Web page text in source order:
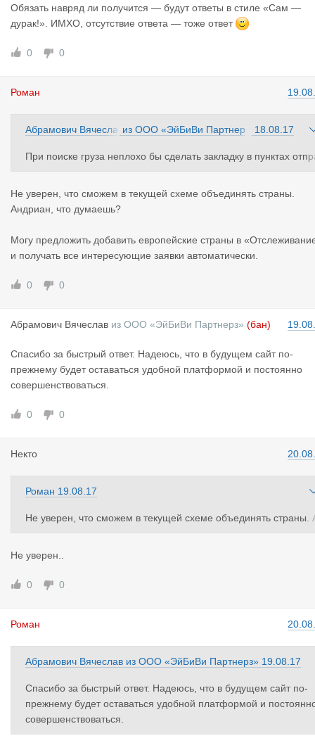
Обязать навряд ли получится — будут ответы в стиле «Сам —
дурак!». ИМХО, отсутствие ответа — тоже ответ
0 0
Роман
Абрамович Вячесла из ООО «ЭйБиВи Партнер
18.08.17
При поиске груза неплохо бы сделать закладку в пунктах
ранам, а когда забиваешь только Калининград, то сайт выдает
половину грузов из РФ и других стран СНГ, а по этим
шой список грузов, который надо уже в ручном режиме
овать заново.
Не уверен, что сможем в текущей схеме объединять страны.
Андриан, что думаешь?
Могу предложить добавить европейские страны в
и получать все интересующие заявки автоматически.
0 0
Абрамович Вячеслав из ООО «ЭйБиВи Партнерз» (бан)
Спасибо за быстрый ответ. Надеюсь, что в будущем сайт по-
прежнему будет оставаться удобной платформой и постоянно
совершенствоваться.
0 0
Некто
Роман 19.08.17
Не уверен, что сможем в текущей схеме объединять страны.
Могу предложить добавить европейские страны в «Отслежива
ние» и получать все интересующие заявки автоматически.
Не уверен..
0 0
Роман
Абрамович Вячеслав из ООО «ЭйБиВи Партнерз» 19.08.17
Спасибо за быстрый ответ. Надеюсь, что в будущем сайт по-
прежнему будет оставаться удобной платформой и
совершенствоваться.